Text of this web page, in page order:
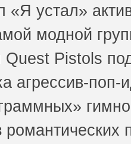
устал»
модной
Pistols
агрессив-поп-